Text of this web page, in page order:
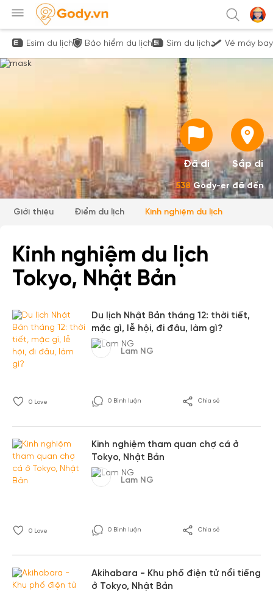
Esim du lịch Bảo hiểm du lịch Sim du lịch Vé máy bay
Đã đi Sắp đi
538 Gody-er đã đến
Giới thiệu Điểm du lịch Kinh nghiệm du lịch
Kinh nghiệm du lịch
Tokyo, Nhật Bản
Du lịch Nhật Bản tháng 12: thời tiết,
mặc gì, lễ hội, đi đâu, làm gì?
Lam NG
0 Love 0 Bình luận Chia sẻ
Kinh nghiệm tham quan chợ cá ở
Tokyo, Nhật Bản
Lam NG
0 Love 0 Bình luận Chia sẻ
Akihabara - Khu phố điện tử nổi tiếng
ở Tokyo, Nhật Bản